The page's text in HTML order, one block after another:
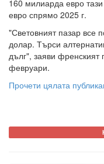
160 милиарда евро
евро спрямо 2025 г.
"Световният пазар все
долар. Търси
дълг", заяви
февруари.
Прочети цялата